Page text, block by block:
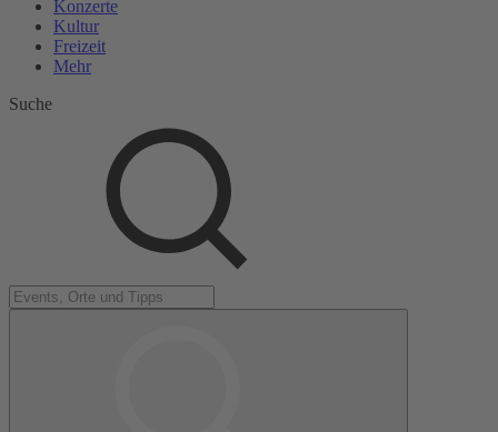
Konzerte
Kultur
Freizeit
Mehr
Suche